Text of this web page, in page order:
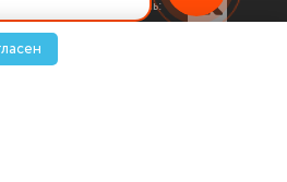
Присоединяйтесь: